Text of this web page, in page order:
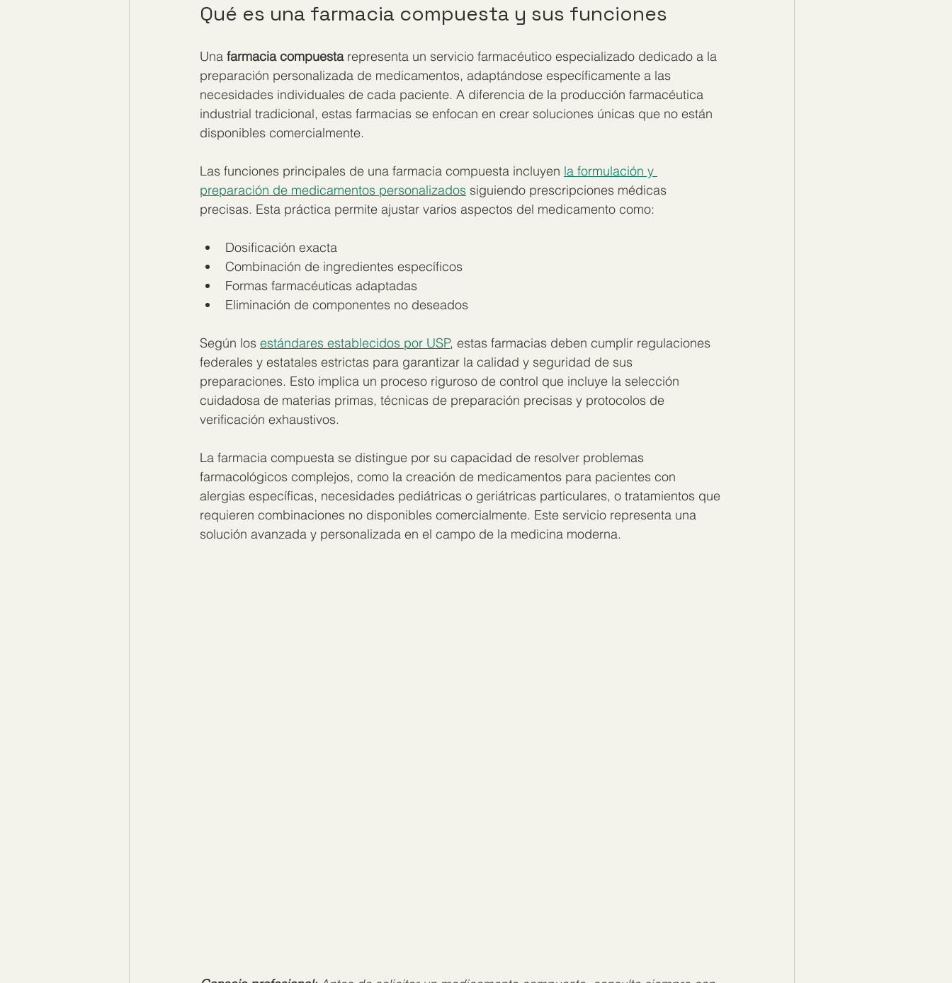
Qué es una farmacia compuesta y sus funciones
Una farmacia compuesta representa un servicio farmacéutico especializado dedicado a la
preparación personalizada de medicamentos, adaptándose específicamente a las
necesidades individuales de cada paciente. A diferencia de la producción farmacéutica
industrial tradicional, estas farmacias se enfocan en crear soluciones únicas que no están
disponibles comercialmente.
Las funciones principales de una farmacia compuesta incluyen la formulación y
preparación de medicamentos personalizados siguiendo prescripciones médicas
precisas. Esta práctica permite ajustar varios aspectos del medicamento como:
Dosificación exacta
Combinación de ingredientes específicos
Formas farmacéuticas adaptadas
Eliminación de componentes no deseados
Según los estándares establecidos por USP, estas farmacias deben cumplir regulaciones
federales y estatales estrictas para garantizar la calidad y seguridad de sus
preparaciones. Esto implica un proceso riguroso de control que incluye la selección
cuidadosa de materias primas, técnicas de preparación precisas y protocolos de
verificación exhaustivos.
La farmacia compuesta se distingue por su capacidad de resolver problemas
farmacológicos complejos, como la creación de medicamentos para pacientes con
alergias específicas, necesidades pediátricas o geriátricas particulares, o tratamientos que
requieren combinaciones no disponibles comercialmente. Este servicio representa una
solución avanzada y personalizada en el campo de la medicina moderna.